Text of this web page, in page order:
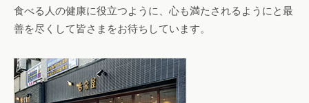
食べる人の健康に役立つように、心も満たされるようにと最
善を尽くして皆さまをお待ちしています。